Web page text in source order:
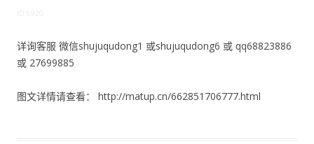
ID:6920
详询客服 微信shujuqudong1 或shujuqudong6 或 qq68823886
或 27699885
图文详情请查看： http://matup.cn/662851706777.html